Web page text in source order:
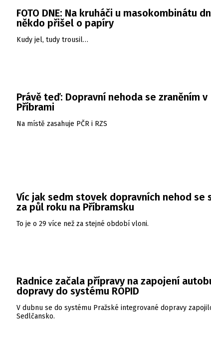
FOTO DNE: Na kruháči u masokombinátu
někdo přišel o papíry
Kudy jel, tudy trousil…
Právě teď: Dopravní nehoda se zraněním v
Příbrami
Na místě zasahuje PČR i RZS
Víc jak sedm stovek dopravních nehod se
za půl roku na Příbramsku
To je o 29 více než za stejné období vloni.
Radnice začala přípravy na zapojení
dopravy do systému ROPID
V dubnu se do systému Pražské integrované dopravy
Sedlčansko.